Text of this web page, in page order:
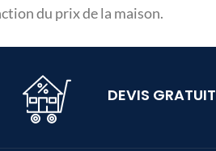
du prix de la maison.
DEVIS GRATUIT